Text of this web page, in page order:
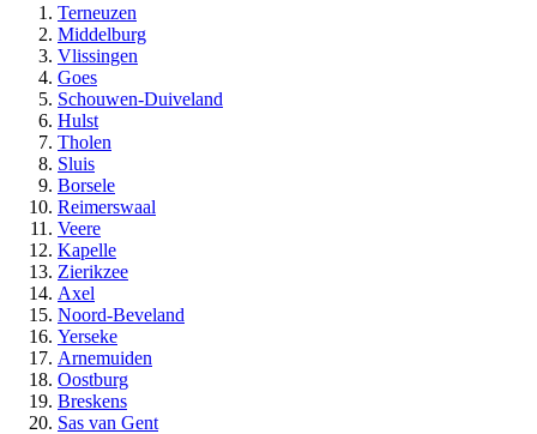
Terneuzen
Middelburg
Vlissingen
Goes
Schouwen-Duiveland
Hulst
Tholen
Sluis
Borsele
Reimerswaal
Veere
Kapelle
Zierikzee
Axel
Noord-Beveland
Yerseke
Arnemuiden
Oostburg
Breskens
Sas van Gent